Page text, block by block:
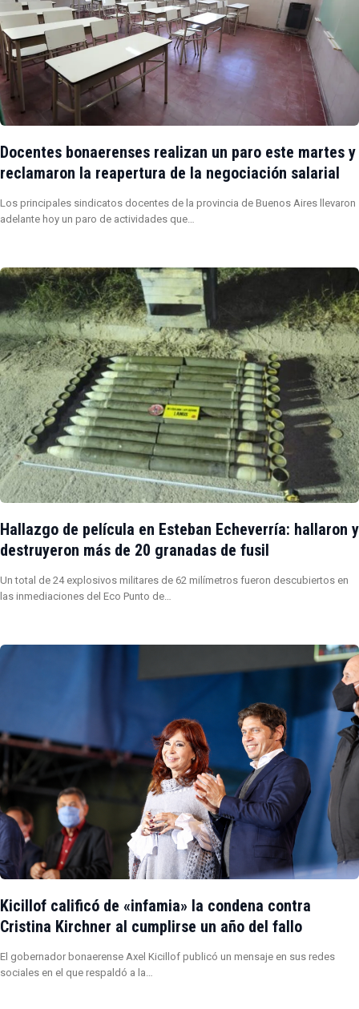
Docentes bonaerenses realizan un paro este martes y
reclamaron la reapertura de la negociación salarial
Los principales sindicatos docentes de la provincia de Buenos Aires llevaron
adelante hoy un paro de actividades que…
Hallazgo de película en Esteban Echeverría: hallaron y
destruyeron más de 20 granadas de fusil
Un total de 24 explosivos militares de 62 milímetros fueron descubiertos en
las inmediaciones del Eco Punto de…
Kicillof calificó de «infamia» la condena contra
Cristina Kirchner al cumplirse un año del fallo
El gobernador bonaerense Axel Kicillof publicó un mensaje en sus redes
sociales en el que respaldó a la…